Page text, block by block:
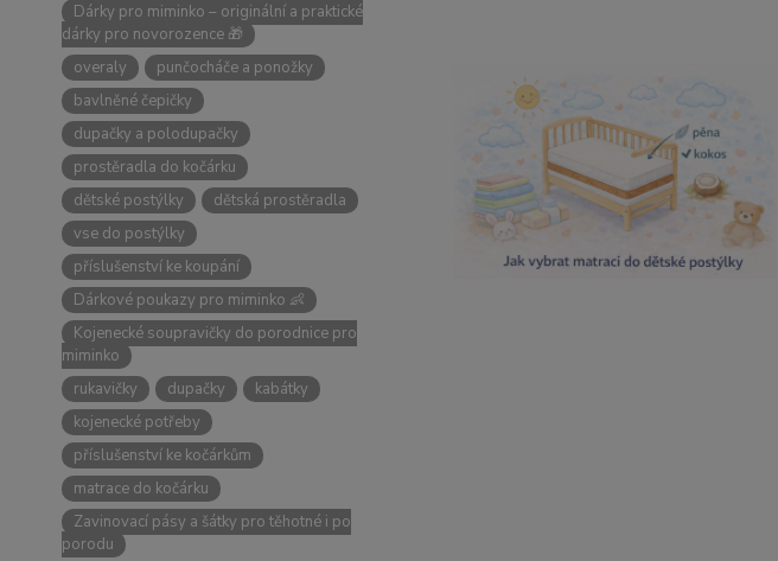
Dárky pro miminko – originální a praktické
dárky pro novorozence 🎁
overaly
punčocháče a ponožky
bavlněné čepičky
dupačky a polodupačky
prostěradla do kočárku
dětské postýlky
dětská prostěradla
vse do postýlky
příslušenství ke koupání
Dárkové poukazy pro miminko 👶
Kojenecké soupravičky do porodnice pro
miminko
rukavičky
dupačky
kabátky
kojenecké potřeby
příslušenství ke kočárkům
matrace do kočárku
Zavinovací pásy a šátky pro těhotné i po
porodu